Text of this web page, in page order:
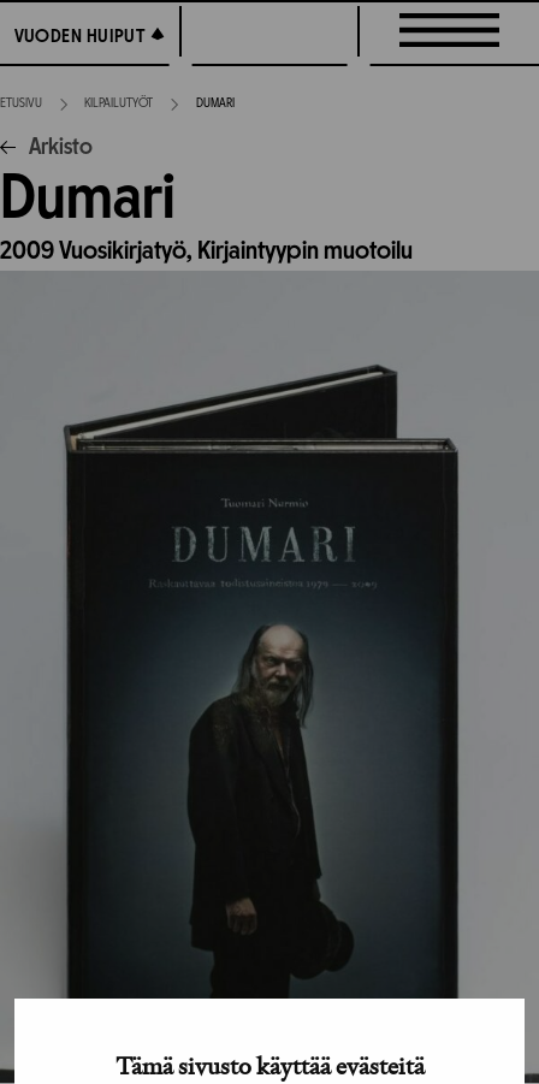
Tämä sivusto käyttää evästeitä
suoraan
sisältöön
VUODEN HUIPUT
VUODEN HUIPUT
ETUSIVU KILPAILUTYÖT DUMARI
Arkisto
Dumari
2009Vuosikirjatyö, Kirjaintyypin muotoilu